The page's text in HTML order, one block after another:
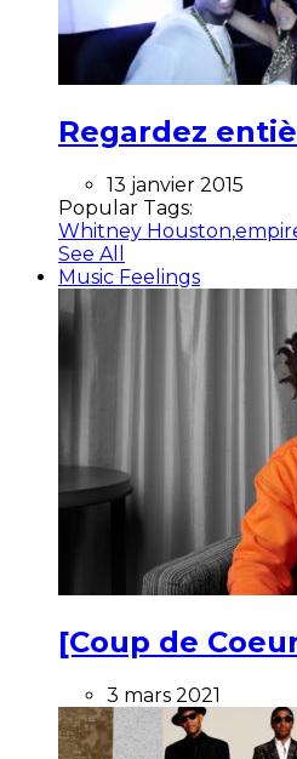
Regardez
13 janvier 2015
Popular Tags:
Whitney Houston,
See All
Music Feelings
[Coup de
3 mars 2021